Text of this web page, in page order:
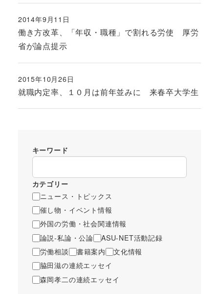
働き方改革、「年収・職種」で割れる労使 厚労
省が論点提示
投稿日
2014年9月11日
就職内定率、１０月は前年並みに 来春卒大学生
投稿日
2015年10月26日
キーワード
カテゴリー
ニュース・トピックス
催し物・イベント情報
外国の労働・社会関連情報
論説-私論・公論
ASU-NET活動記録
労働相談
書籍案内
文化情報
脇田滋の連続エッセイ
森岡孝二の連続エッセイ